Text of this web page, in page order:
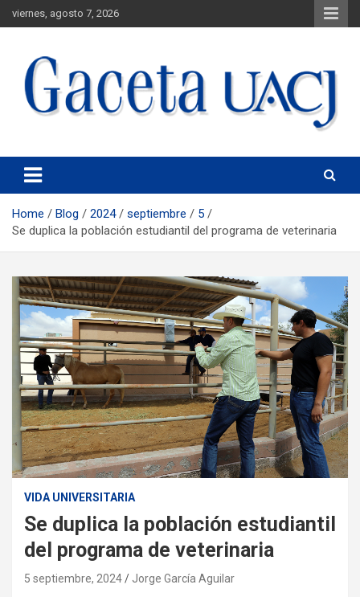
viernes, agosto 7, 2026
Gaceta UACJ
Home Blog 2024 septiembre
5
Se duplica la población estudiantil del programa de veterinaria
VIDA UNIVERSITARIA
Se duplica la población estudiantil
del programa de veterinaria
5 septiembre, 2024 Jorge García Aguilar